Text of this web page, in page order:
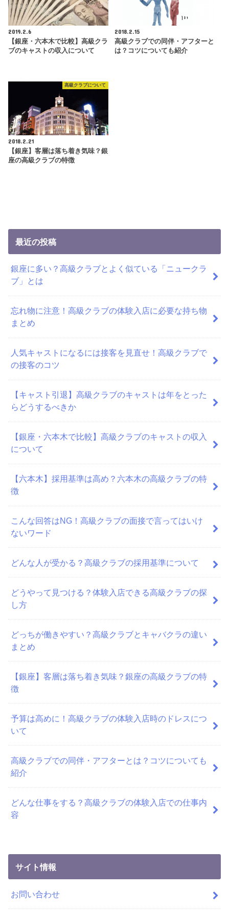
2019.2.6
【銀座・六本木で比較】高級クラ
ブのキャストの収入について
2018.2.15
高級クラブでの同伴・アフターと
は？コツについても紹介
高級クラブについて
2018.2.21
【銀座】客層は落ち着き気味？銀
座の高級クラブの特徴
最近の投稿
銀座に多い？高級クラブとよく似ている「ニュークラ
ブ」とは
忘れ物に注意！高級クラブの体験入店に必要な持ち物
まとめ
人気キャストになるには接客を見直せ！高級クラブで
の接客のコツ
【キャスト引退】高級クラブのキャストは年をとった
らどうするべきか
【銀座・六本木で比較】高級クラブのキャストの収入
について
【六本木】採用基準は高め？六本木の高級クラブの特
徴
こんな回答はNG！高級クラブの面接で言ってはいけ
ないワード
どんな人が受かる？高級クラブの採用基準について
どうやって見つける？体験入店できる高級クラブの探
し方
どっちが働きやすい？高級クラブとキャバクラの違い
まとめ
【銀座】客層は落ち着き気味？銀座の高級クラブの特
徴
予算は高めに！高級クラブの体験入店時のドレスにつ
いて
高級クラブでの同伴・アフターとは？コツについても
紹介
どんな仕事をする？高級クラブの体験入店での仕事内
容
サイト情報
お問い合わせ